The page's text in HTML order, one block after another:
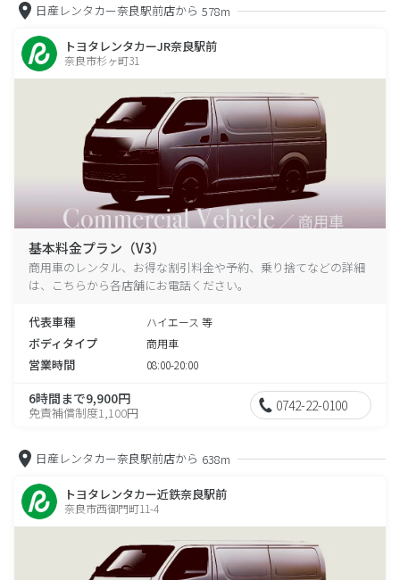
日産レンタカー奈良駅前店から 578m
トヨタレンタカーJR奈良駅前
奈良市杉ヶ町31
基本料金プラン（V3）
商用車のレンタル、お得な割引料金や予約、乗り捨てなどの詳細
は、こちらから各店舗にお電話ください。
代表車種 ハイエース 等
ボディタイプ 商用車
営業時間 08:00-20:00
6時間まで9,900円
免責補償制度1,100円 0742-22-0100
日産レンタカー奈良駅前店から 638m
トヨタレンタカー近鉄奈良駅前
奈良市西御門町11-4